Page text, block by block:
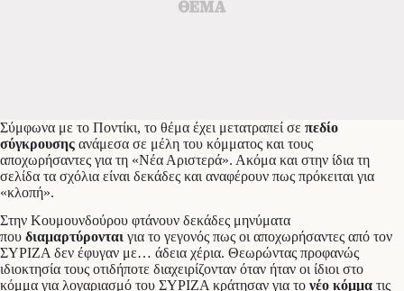
Σύμφωνα με το Ποντίκι, το θέμα έχει μετατραπεί σε πεδίο
σύγκρουσης ανάμεσα σε μέλη του κόμματος και τους
αποχωρήσαντες για τη «Νέα Αριστερά». Ακόμα και στην ίδια τη
σελίδα τα σχόλια είναι δεκάδες και αναφέρουν πως πρόκειται για
«κλοπή».
Στην Κουμουνδούρου φτάνουν δεκάδες μηνύματα
που διαμαρτύρονται για το γεγονός πως οι αποχωρήσαντες από τον
ΣΥΡΙΖΑ δεν έφυγαν με… άδεια χέρια. Θεωρώντας προφανώς
ιδιοκτησία τους οτιδήποτε διαχειρίζονταν όταν ήταν οι ίδιοι στο
κόμμα για λογαριασμό του ΣΥΡΙΖΑ κράτησαν για το νέο κόμμα τις